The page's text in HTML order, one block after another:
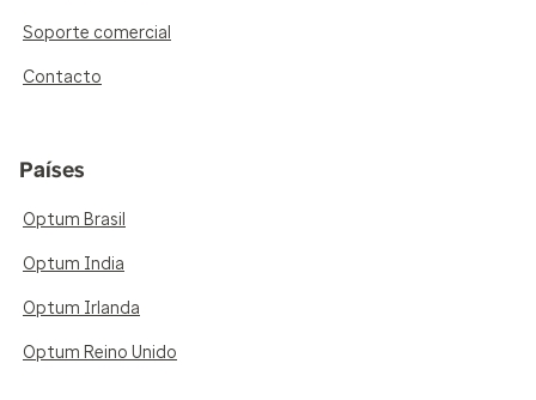
Soporte comercial
Contacto
Países
Optum Brasil
Optum India
Optum Irlanda
Optum Reino Unido